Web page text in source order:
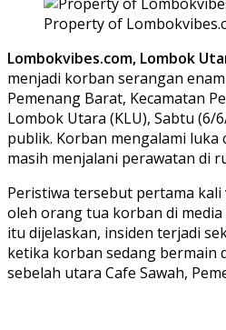
Property of
Lombokvibes.com, Lombok
menjadi korban serangan
Pemenang Barat, Kecamatan
Lombok Utara (KLU), Sabtu (6/
publik. Korban mengalami luka
masih menjalani perawatan di
Peristiwa tersebut pertama
oleh orang tua korban di
itu dijelaskan, insiden terjadi
ketika korban sedang bermain
sebelah utara Cafe Sawah,